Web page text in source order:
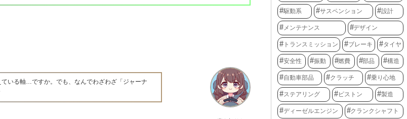
いる軸…ですか。でも、なんでわざわざ「ジャーナ
駆動系 サスペンション 設計
メンテナンス デザイン
トランスミッション ブレーキ タイヤ
安全性 振動 燃費 部品 構造
自動車部品 クラッチ 乗り心地
ステアリング ピストン 製造
ディーゼルエンジン クランクシャフト